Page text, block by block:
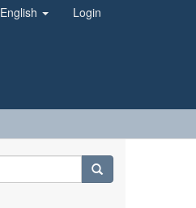
English Login